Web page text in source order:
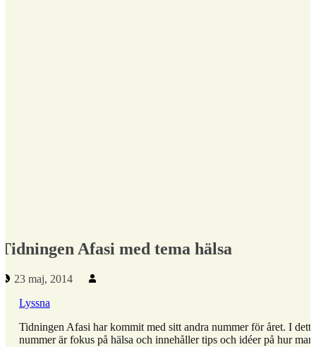
Tidningen Afasi med tema hälsa
Publicerad den:
23 maj, 2014
Lyssna
Tidningen Afasi har kommit med sitt andra nummer för året. I detta
nummer är fokus på hälsa och innehåller tips och idéer på hur